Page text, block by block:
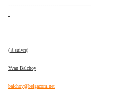
-----------------------------------------
( à suivre)
Yvan Balchoy
balchoy@belgacom.net